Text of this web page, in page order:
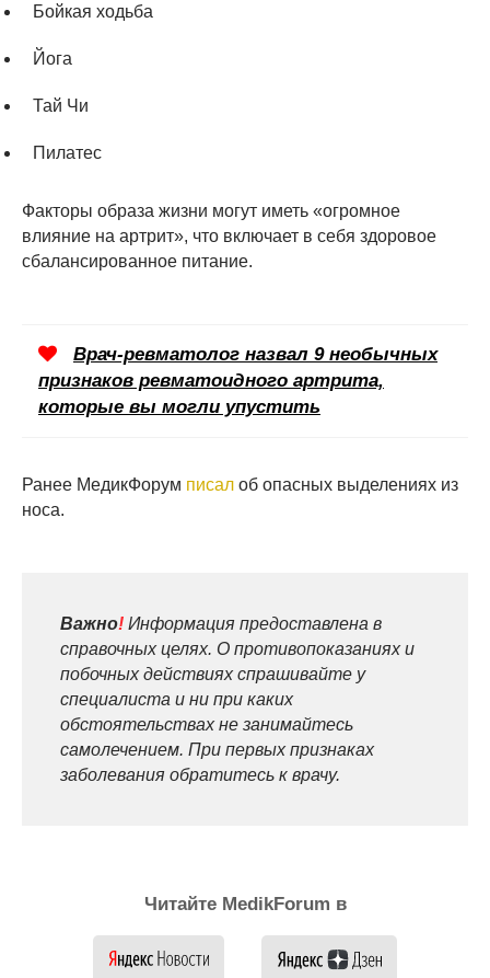
Бойкая ходьба
Йога
Тай Чи
Пилатес
Факторы образа жизни могут иметь «огромное
влияние на артрит», что включает в себя здоровое
сбалансированное питание.
Врач-ревматолог назвал 9 необычных
признаков ревматоидного артрита,
которые вы могли упустить
Ранее МедикФорум писал об опасных выделениях из
носа.
Важно! Информация предоставлена в
справочных целях. О противопоказаниях и
побочных действиях спрашивайте у
специалиста и ни при каких
обстоятельствах не занимайтесь
самолечением. При первых признаках
заболевания обратитесь к врачу.
Читайте MedikForum в